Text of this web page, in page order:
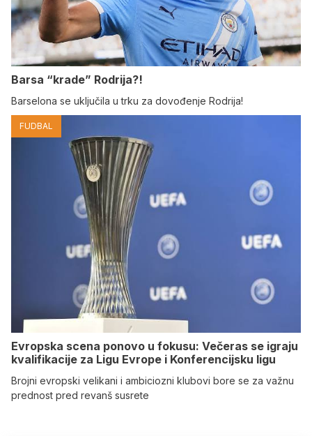
Barsa “krade” Rodrija?!
Barselona se uključila u trku za dovođenje Rodrija!
FUDBAL
Evropska scena ponovo u fokusu: Večeras se igraju
kvalifikacije za Ligu Evrope i Konferencijsku ligu
Brojni evropski velikani i ambiciozni klubovi bore se za važnu
prednost pred revanš susrete